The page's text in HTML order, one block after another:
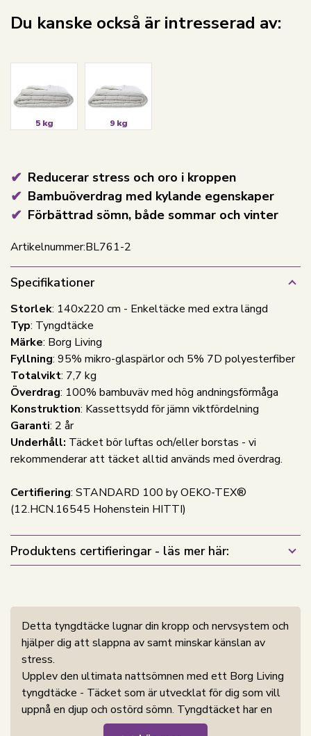
Reducerar stress och oro i kroppen
Bambuöverdrag med kylande egenskaper
Förbättrad sömn, både sommar och vinter
Artikelnummer:BL761-2
Du kanske också är intresserad av:
5 kg 9 kg
Specifikationer
Storlek: 140x220 cm - Enkeltäcke med extra längd
Typ: Tyngdtäcke
Märke: Borg Living
Fyllning: 95% mikro-glaspärlor och 5% 7D polyesterfiber
Totalvikt: 7,7 kg
Överdrag: 100% bambuväv med hög andningsförmåga
Konstruktion: Kassettsydd för jämn viktfördelning
Garanti: 2 år
Underhåll: Täcket bör luftas och/eller borstas - vi
rekommenderar att täcket alltid används med överdrag.
Certifiering: STANDARD 100 by OEKO-TEX®
(12.HCN.16545 Hohenstein HITTI)
Produktens certifieringar - läs mer här:
Detta tyngdtäcke lugnar din kropp och nervsystem och
hjälper dig att slappna av samt minskar känslan av
stress.
Upplev den ultimata nattsömnen med ett Borg Living
tyngdtäcke - Täcket som är utvecklat för dig som vill
uppnå en djup och ostörd sömn. Tyngdtäcket har en
lugnande och avslappnande verkan när du ligger under